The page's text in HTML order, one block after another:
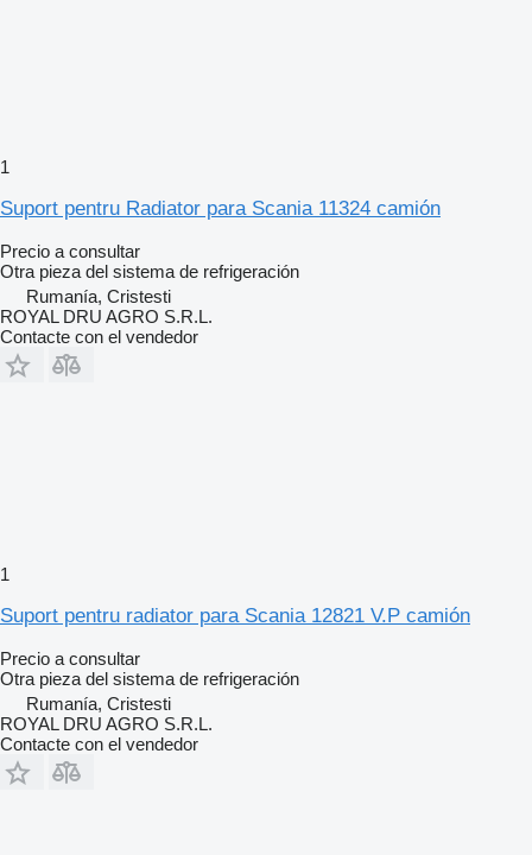
1
Suport pentru Radiator para Scania 11324 camión
Precio a consultar
Otra pieza del sistema de refrigeración
Rumanía, Cristesti
ROYAL DRU AGRO S.R.L.
Contacte con el vendedor
1
Suport pentru radiator para Scania 12821 V.P camión
Precio a consultar
Otra pieza del sistema de refrigeración
Rumanía, Cristesti
ROYAL DRU AGRO S.R.L.
Contacte con el vendedor